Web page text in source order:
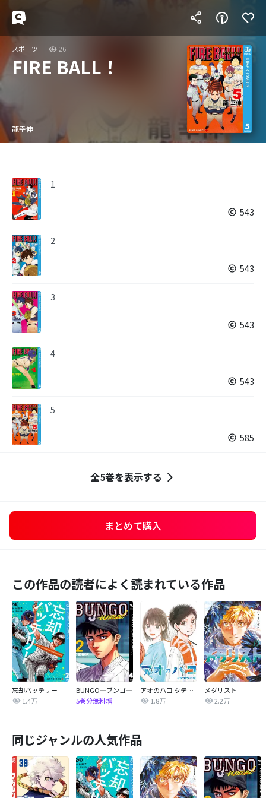
スポーツ 26
FIRE BALL！
龍幸伸
1
543
2
543
3
543
4
543
5
585
全5巻を表示する
まとめて購入
この作品の読者によく読まれている作品
忘却バッテリー
1.4万
BUNGO―ブンゴ―
5巻分無料増
アオのハコ タテカラー版【タテヨミ】
1.8万
メダリスト
2.2万
同じジャンルの人気作品